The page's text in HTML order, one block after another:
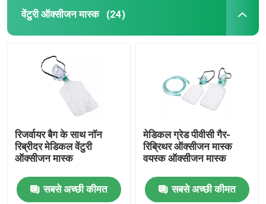
वेंटुरी ऑक्सीजन मास्क (24)
रिजर्वायर बैग के साथ नॉन
रिब्रीदर मेडिकल वेंटुरी
ऑक्सीजन मास्क
सबसे अच्छी कीमत
मेडिकल ग्रेड पीवीसी गैर-
रिब्रिथर ऑक्सीजन मास्क
वयस्क ऑक्सीजन मास्क
सबसे अच्छी कीमत